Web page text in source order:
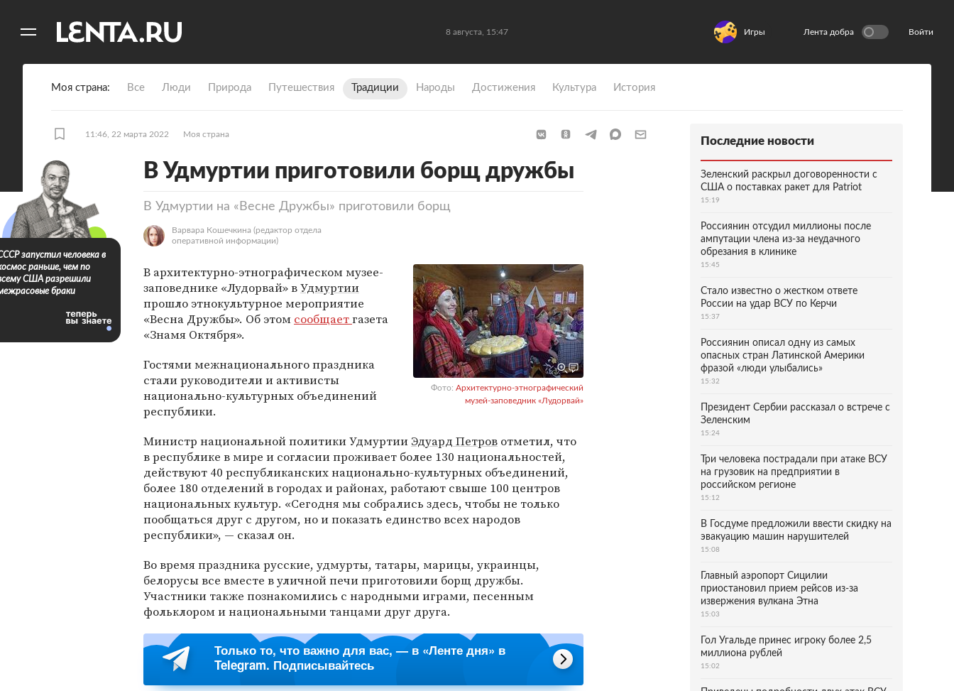
8 августа, 15:47 Игры Лента добра Войти
Моя страна Все Люди Природа Путешествия Традиции Народы Достижения Культура История
11:46, 22 марта 2022 Моя страна
В Удмуртии приготовили борщ дружбы
В Удмуртии на «Весне Дружбы» приготовили борщ
Варвара Кошечкина (редактор отдела
оперативной информации)
Фото: Архитектурно-этнографический
музей-заповедник «Лудорвай»
В архитектурно-этнографическом музее-
заповеднике «Лудорвай» вУдмуртии
прошло этнокультурное мероприятие
«Весна Дружбы». Об этом сообщаетгазета
«Знамя Октября».
Гостями межнационального праздника
стали руководители и активисты
национально-культурных объединений
республики.
Министр национальной политики Удмуртии Эдуард Петров отметил, что
в республике в мире и согласии проживает более 130 национальностей,
действуют 40 республиканских национально-культурных объединений,
более 180 отделений в городах и районах, работают свыше 100 центров
национальных культур. «Сегодня мы собрались здесь, чтобы не только
пообщаться друг с другом, но и показать единство всех народов
республики», — сказал он.
Во время праздника русские, удмурты, татары, марицы, украинцы,
белорусы все вместе в уличной печи приготовили борщ дружбы.
Участники также познакомились с народными играми, песенным
фольклором и национальными танцами друг друга.
Только то, что важно для вас, — в «Ленте дня» в
Telegram. Подписывайтесь
запустил человека в
раньше, чем по
США разрешили
браки
Последние новости
Зеленский раскрыл договоренности с
США о поставках ракет для Patriot
15:19
Россиянин отсудил миллионы после
ампутации члена из-за неудачного
обрезания в клинике
15:45
Стало известно о жестком ответе
России на удар ВСУ по Керчи
15:37
Россиянин описал одну из самых
опасных стран Латинской Америки
фразой «люди улыбались»
15:32
Президент Сербии рассказал о встрече с
Зеленским
15:24
Три человека пострадали при атаке ВСУ
на грузовик на предприятии в
российском регионе
15:12
В Госдуме предложили ввести скидку на
эвакуацию машин нарушителей
15:08
Главный аэропорт Сицилии
приостановил прием рейсов из-за
извержения вулкана Этна
15:03
Гол Угальде принес игроку более 2,5
миллиона рублей
15:02